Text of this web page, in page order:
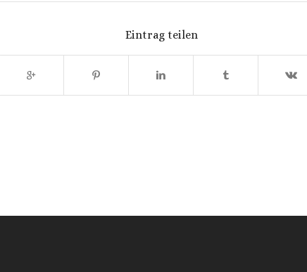
Eintrag teilen